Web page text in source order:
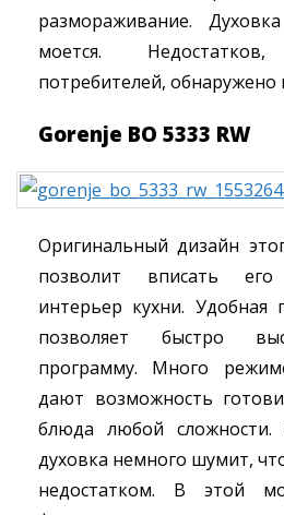
размораживание.
моется.
потребителей, обнаружено
Gorenje BO 5333 RW
Оригинальный дизайн
позволит вписать его
интерьер кухни. Удобная
позволяет быстро
программу. Много
дают возможность
блюда любой
духовка немного шумит,
недостатком. В этой